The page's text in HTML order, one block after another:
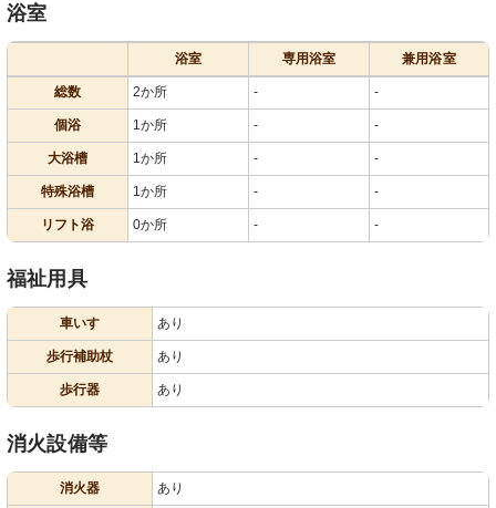
浴室
浴室 専用浴室 兼用浴室
総数 2か所 - -
個浴 1か所 - -
大浴槽 1か所 - -
特殊浴槽 1か所 - -
リフト浴 0か所 - -
福祉用具
車いす あり
歩行補助杖 あり
歩行器 あり
消火設備等
消火器 あり